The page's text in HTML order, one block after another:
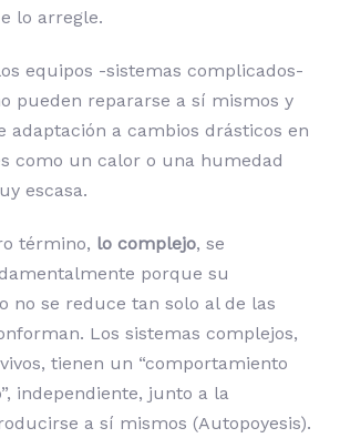
lo arregle.
equipos -sistemas complicados-
pueden repararse a sí mismos y
adaptación a cambios drásticos en
como un calor o una humedad
escasa.
término, lo complejo, se
porque su
no se reduce tan solo al de las
Los sistemas complejos,
tienen un “comportamiento
independiente, junto a la
a sí mismos (Autopoyesis).